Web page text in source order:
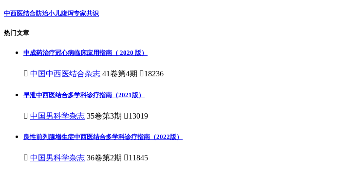
中西医结合防治小儿腹泻专家共识
热门文章
中成药治疗冠心病临床应用指南（ 2020 版）
 中国中西医结合杂志 41卷第4期 18236
早泄中西医结合多学科诊疗指南（2021版）
 中国男科学杂志 35卷第3期 13019
良性前列腺增生症中西医结合多学科诊疗指南（2022版）
 中国男科学杂志 36卷第2期 11845